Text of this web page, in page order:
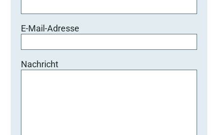
E-Mail-Adresse
Nachricht